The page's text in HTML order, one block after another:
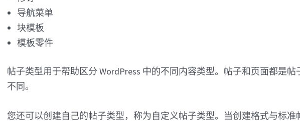
导航菜单
块模板
模板零件
帖子类型用于帮助区分 WordPress 中的不同内容类型。帖子和页面都是帖
不同。
您还可以创建自己的帖子类型，称为自定义帖子类型。当创建格式与标准